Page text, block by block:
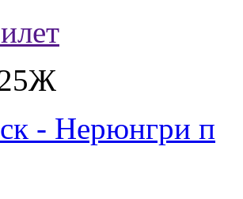
- Нерюнгри п